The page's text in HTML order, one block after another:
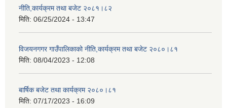
नीति,कार्यक्रम तथा बजेट २०८१।८२
मिति: 06/25/2024 - 13:47
विजयनगगर गाउँपालिकाको नीति,कार्यक्रम तथा बजेट २०८०।८१
मिति: 08/04/2023 - 12:08
बार्षिक बजेट तथा कार्यक्रम २०८०।८१
मिति: 07/17/2023 - 16:09